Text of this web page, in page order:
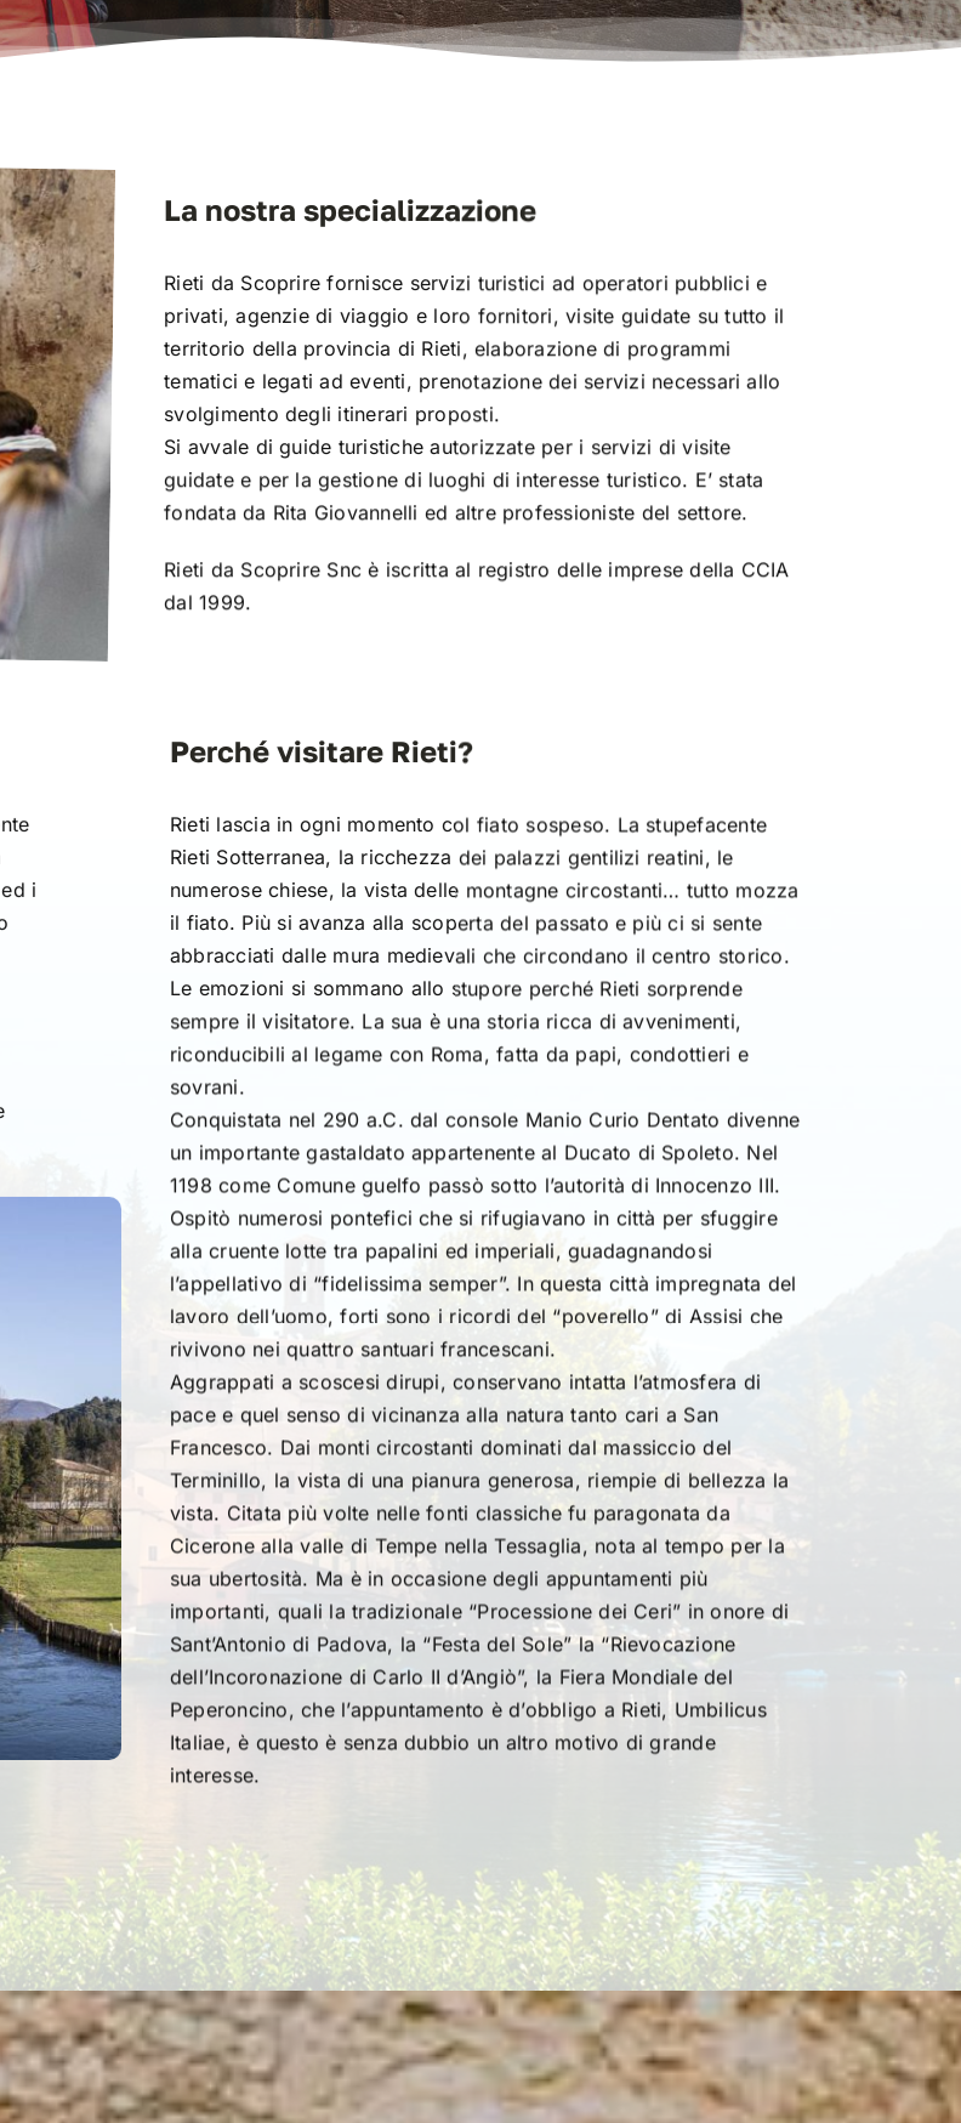
La nostra specializzazione
Rieti da Scoprire fornisce servizi turistici ad operatori pubblici e
privati, agenzie di viaggio e loro fornitori, visite guidate su tutto il
territorio della provincia di Rieti, elaborazione di programmi
tematici e legati ad eventi, prenotazione dei servizi necessari allo
svolgimento degli itinerari proposti.
Si avvale di guide turistiche autorizzate per i servizi di visite
guidate e per la gestione di luoghi di interesse turistico. E’ stata
fondata da Rita Giovannelli ed altre professioniste del settore.
Rieti da Scoprire Snc è iscritta al registro delle imprese della CCIA
dal 1999.
i
Perché visitare Rieti?
Rieti lascia in ogni momento col fiato sospeso. La stupefacente
Rieti Sotterranea, la ricchezza dei palazzi gentilizi reatini, le
numerose chiese, la vista delle montagne circostanti… tutto mozza
il fiato. Più si avanza alla scoperta del passato e più ci si sente
abbracciati dalle mura medievali che circondano il centro storico.
Le emozioni si sommano allo stupore perché Rieti sorprende
sempre il visitatore. La sua è una storia ricca di avvenimenti,
riconducibili al legame con Roma, fatta da papi, condottieri e
sovrani.
Conquistata nel 290 a.C. dal console Manio Curio Dentato divenne
un importante gastaldato appartenente al Ducato di Spoleto. Nel
1198 come Comune guelfo passò sotto l’autorità di Innocenzo III.
Ospitò numerosi pontefici che si rifugiavano in città per sfuggire
alla cruente lotte tra papalini ed imperiali, guadagnandosi
l’appellativo di “fidelissima semper”. In questa città impregnata del
lavoro dell’uomo, forti sono i ricordi del “poverello” di Assisi che
rivivono nei quattro santuari francescani.
Aggrappati a scoscesi dirupi, conservano intatta l’atmosfera di
pace e quel senso di vicinanza alla natura tanto cari a San
Francesco. Dai monti circostanti dominati dal massiccio del
Terminillo, la vista di una pianura generosa, riempie di bellezza la
vista. Citata più volte nelle fonti classiche fu paragonata da
Cicerone alla valle di Tempe nella Tessaglia, nota al tempo per la
sua ubertosità. Ma è in occasione degli appuntamenti più
importanti, quali la tradizionale “Processione dei Ceri” in onore di
Sant’Antonio di Padova, la “Festa del Sole” la “Rievocazione
dell’Incoronazione di Carlo II d’Angiò”, la Fiera Mondiale del
Peperoncino, che l’appuntamento è d’obbligo a Rieti, Umbilicus
Italiae, è questo è senza dubbio un altro motivo di grande
interesse.